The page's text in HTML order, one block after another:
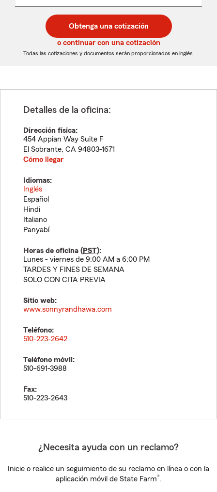
desplegable
de
5
dígitos
de
5
dígitos
Obtenga una cotización
o continuar con una cotización
Todas las cotizaciones y documentos serán proporcionados en inglés.
Detalles de la oficina:
Dirección física:
454 Appian Way Suite F
El Sobrante, CA 94803-1671
Cómo llegar
Idiomas:
Inglés
Español
Hindi
Italiano
Panyabí
Horas de oficina (PST):
Lunes - viernes de 9:00 AM a 6:00 PM
TARDES Y FINES DE SEMANA
SOLO CON CITA PREVIA
Sitio web:
www.sonnyrandhawa.com
Teléfono:
510-223-2642
Teléfono móvil:
510-691-3988
Fax:
510-223-2643
¿Necesita ayuda con un reclamo?
Inicie o realice un seguimiento de su reclamo en línea o con la
aplicación móvil de State Farm®.